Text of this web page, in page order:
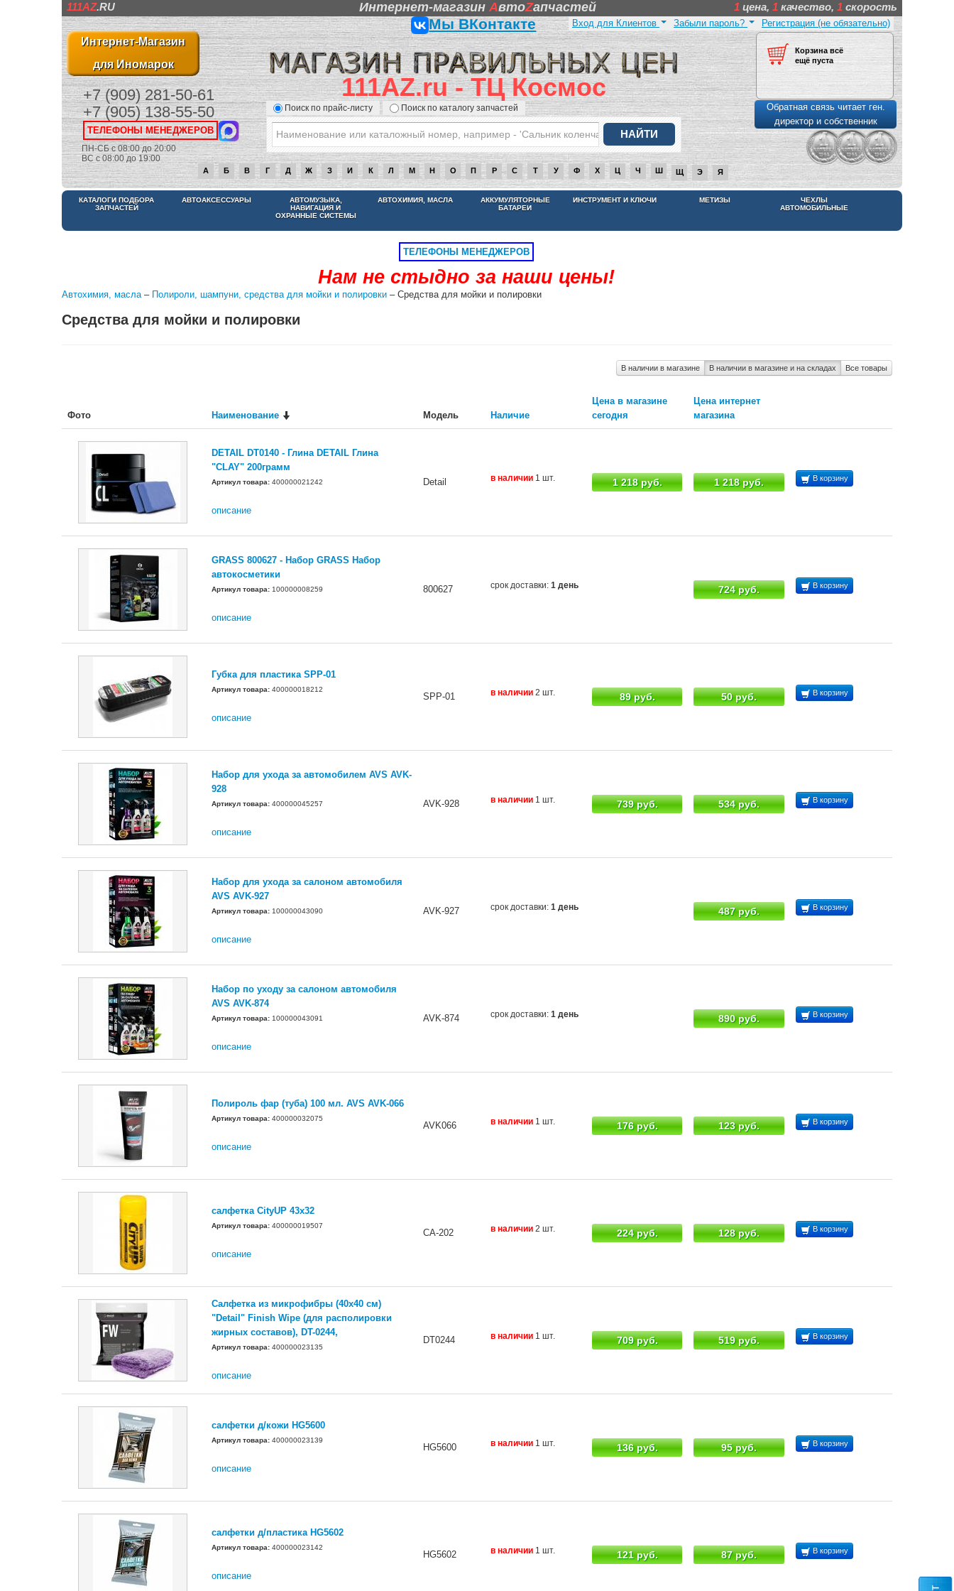
111AZ.RU Интернет-магазинAвтоZапчастей 1 цена, 1 качество, 1 скорость
Интернет-Магазин
для Иномарок
+7 (909) 281-50-61
+7 (905) 138-55-50
ТЕЛЕФОНЫ МЕНЕДЖЕРОВ
ПН-СБ с 08:00 до 20:00
ВС с 08:00 до 19:00
Мы ВКонтакте
111AZ.ru - ТЦ Космос
Поиск по прайс-листу Поиск по каталогу запчастей
Регистрация (не обязательно)
Забыли пароль?
Вход для Клиентов
Корзина всё
ещё пуста
Обратная связь читает ген.
директор и собственник
А Б В Г Д Ж З И К Л М Н О П Р С Т У Ф Х Ц Ч Ш Щ Э Я
НАМ НЕ СТЫДНО ЗА НАШИ ЦЕНЫ
КАТАЛОГИ ПОДБОРА
ЗАПЧАСТЕЙ
АВТОАКСЕССУАРЫ
АВТОМУЗЫКА,
НАВИГАЦИЯ И
ОХРАННЫЕ СИСТЕМЫ
АВТОХИМИЯ, МАСЛА
АККУМУЛЯТОРНЫЕ
БАТАРЕИ
ИНСТРУМЕНТ И КЛЮЧИ МЕТИЗЫ
ЧЕХЛЫ
АВТОМОБИЛЬНЫЕ
ТЕЛЕФОНЫ МЕНЕДЖЕРОВ
Нам не стыдно за наши цены!
Автохимия, масла– Полироли, шампуни, средства для мойки и полировки – Средства для мойки и полировки
Средства для мойки и полировки
В наличии в магазине В наличии в магазине и на складах Все товары
Фото Наименование Модель Наличие
Цена в магазине
сегодня
Цена интернет
магазина
DETAIL DT0140 - Глина DETAIL Глина
"CLAY" 200грамм
Артикул товара: 400000021242
описание
Detail в наличии 1 шт. 1 218 руб. 1 218 руб. В корзину
GRASS 800627 - Набор GRASS Набор
автокосметики
Артикул товара: 100000008259
описание
800627 срок доставки: 1 день 724 руб. В корзину
Губка для пластика SPP-01
Артикул товара: 400000018212
описание
SPP-01 в наличии 2 шт. 89 руб. 50 руб. В корзину
Набор для ухода за автомобилем AVS AVK-
928
Артикул товара: 400000045257
описание
AVK-928 в наличии 1 шт. 739 руб. 534 руб. В корзину
Набор для ухода за салоном автомобиля
AVS AVK-927
Артикул товара: 100000043090
описание
AVK-927 срок доставки: 1 день 487 руб. В корзину
Набор по уходу за салоном автомобиля
AVS AVK-874
Артикул товара: 100000043091
описание
AVK-874 срок доставки: 1 день 890 руб. В корзину
Полироль фар (туба) 100 мл. AVS AVK-066
Артикул товара: 400000032075
описание
AVK066 в наличии 1 шт. 176 руб. 123 руб. В корзину
салфетка CityUP 43х32
Артикул товара: 400000019507
описание
CA-202 в наличии 2 шт. 224 руб. 128 руб. В корзину
Салфетка из микрофибры (40х40 см)
"Detail" Finish Wipe (для располировки
жирных составов), DT-0244,
Артикул товара: 400000023135
описание
DT0244 в наличии 1 шт. 709 руб. 519 руб. В корзину
салфетки д/кожи HG5600
Артикул товара: 400000023139
описание
HG5600 в наличии 1 шт. 136 руб. 95 руб. В корзину
салфетки д/пластика HG5602
Артикул товара: 400000023142
описание
HG5602 в наличии 1 шт. 121 руб. 87 руб. В корзину